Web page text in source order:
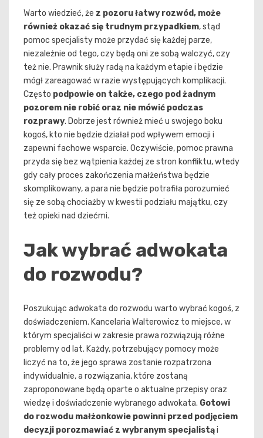
Warto wiedzieć, że z pozoru łatwy rozwód, może
również okazać się trudnym przypadkiem, stąd
pomoc specjalisty może przydać się każdej parze,
niezależnie od tego, czy będą oni ze sobą walczyć, czy
też nie. Prawnik służy radą na każdym etapie i będzie
mógł zareagować w razie występujących komplikacji.
Często podpowie on także, czego pod żadnym
pozorem nie robić oraz nie mówić podczas
rozprawy. Dobrze jest również mieć u swojego boku
kogoś, kto nie będzie działał pod wpływem emocji i
zapewni fachowe wsparcie. Oczywiście, pomoc prawna
przyda się bez wątpienia każdej ze stron konfliktu, wtedy
gdy cały proces zakończenia małżeństwa będzie
skomplikowany, a para nie będzie potrafiła porozumieć
się ze sobą chociażby w kwestii podziału majątku, czy
też opieki nad dziećmi.
Jak wybrać adwokata
do rozwodu?
Poszukując adwokata do rozwodu warto wybrać kogoś, z
doświadczeniem. Kancelaria Walterowicz to miejsce, w
którym specjaliści w zakresie prawa rozwiązują różne
problemy od lat. Każdy, potrzebujący pomocy może
liczyć na to, że jego sprawa zostanie rozpatrzona
indywidualnie, a rozwiązania, które zostaną
zaproponowane będą oparte o aktualne przepisy oraz
wiedzę i doświadczenie wybranego adwokata. Gotowi
do rozwodu małżonkowie powinni przed podjęciem
decyzji porozmawiać z wybranym specjalistąi